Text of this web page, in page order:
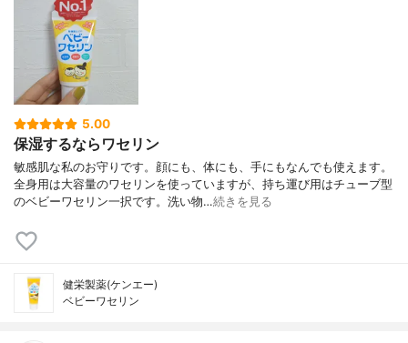
5.00
保湿するならワセリン
敏感肌な私のお守りです。顔にも、体にも、手にもなんでも使えます。
全身用は大容量のワセリンを使っていますが、持ち運び用はチューブ型
のベビーワセリン一択です。洗い物…続きを見る
健栄製薬(ケンエー)
ベビーワセリン